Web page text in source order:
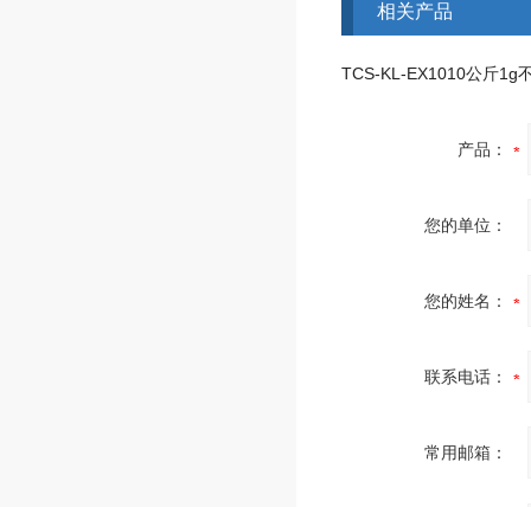
相关产品
产品：
您的单位：
您的姓名：
联系电话：
常用邮箱：